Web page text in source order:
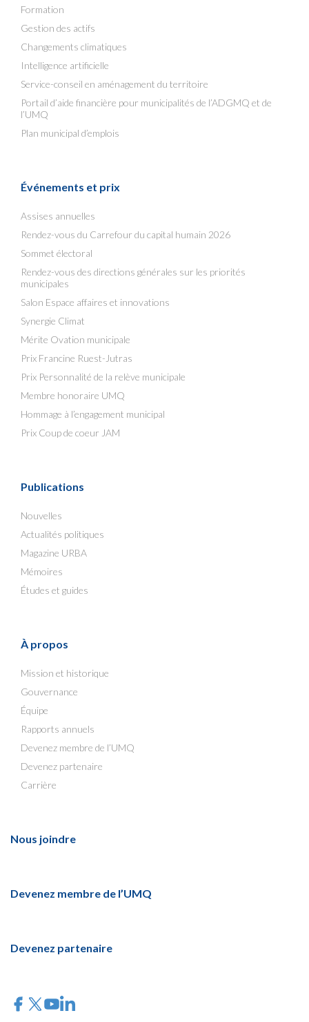
Formation
Gestion des actifs
Changements climatiques
Intelligence artificielle
Service-conseil en aménagement du territoire
Portail d’aide financière pour municipalités de l’ADGMQ et de
l’UMQ
Plan municipal d’emplois
Événements et prix
Assises annuelles
Rendez-vous du Carrefour du capital humain 2026
Sommet électoral
Rendez-vous des directions générales sur les priorités
municipales
Salon Espace affaires et innovations
Synergie Climat
Mérite Ovation municipale
Prix Francine Ruest-Jutras
Prix Personnalité de la relève municipale
Membre honoraire UMQ
Hommage à l’engagement municipal
Prix Coup de coeur JAM
Publications
Nouvelles
Actualités politiques
Magazine URBA
Mémoires
Études et guides
À propos
Mission et historique
Gouvernance
Équipe
Rapports annuels
Devenez membre de l’UMQ
Devenez partenaire
Carrière
Nous joindre
Devenez membre de l’UMQ
Devenez partenaire